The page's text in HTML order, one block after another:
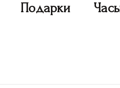
Подарки